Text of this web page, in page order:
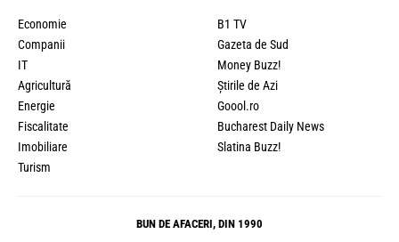
Economie
Companii
IT
Agricultură
Energie
Fiscalitate
Imobiliare
Turism
B1 TV
Gazeta de Sud
Money Buzz!
Știrile de Azi
Goool.ro
Bucharest Daily News
Slatina Buzz!
BUN DE AFACERI, DIN 1990